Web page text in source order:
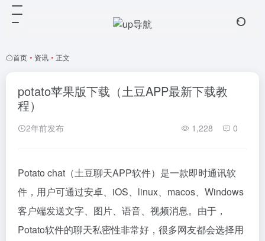
首页 • 资讯 • 正文
potato苹果版下载（土豆APP最新下载教
程）
2年前发布 1,228 0
Potato chat（土豆聊天APP软件）是一款即时通讯软
件，用户可通过安卓、iOS、linux、macos、Windows
客户端发送文字、图片、语音、视频消息。由于，
Potato软件的聊天私密性非常好，很多网友都会选择用